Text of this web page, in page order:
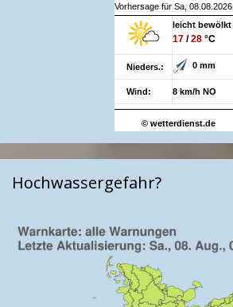
Vorhersage für Sa, 08.08.2026
leicht bewölkt
17 /28 °C
Nieders.: 0 mm
Wind: 8 km/h NO
© wetterdienst.de
Hochwassergefahr?